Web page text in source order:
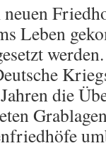
Leben
die